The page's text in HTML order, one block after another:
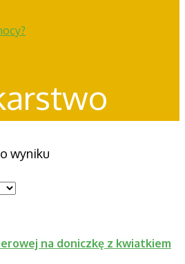
wyniku
na doniczkę z kwiatkiem